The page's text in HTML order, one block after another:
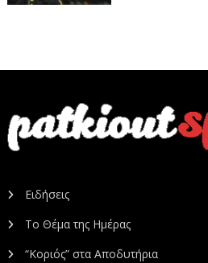
Ειδήσεις
Το Θέμα της Ημέρας
“Κοριός” στα Αποδυτήρια